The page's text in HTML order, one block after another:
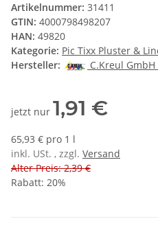
Artikelnummer: 31411
GTIN: 4000798498207
HAN: 49820
Kategorie: Pic Tixx Pluster &
Hersteller:
C.Kreul GmbH
jetzt nur 1,91 €
65,93 € pro 1 l
inkl. USt. , zzgl. Versand
Alter Preis: 2,39 €
Rabatt: 20%